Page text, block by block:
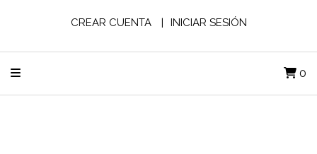
CREAR CUENTA INICIAR SESIÓN
0